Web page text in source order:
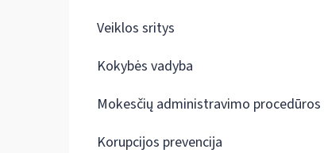
Veiklos sritys
Kokybės vadyba
Mokesčių administravimo procedūros
Korupcijos prevencija